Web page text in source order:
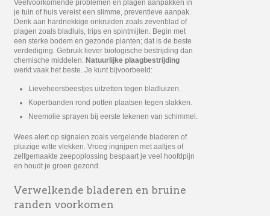
Veelvoorkomende problemen en plagen aanpakken in
je tuin of huis vereist een slimme, preventieve aanpak.
Denk aan hardnekkige onkruiden zoals zevenblad of
plagen zoals bladluis, trips en spintmijten. Begin met
een sterke bodem en gezonde planten; dat is de beste
verdediging. Gebruik liever biologische bestrijding dan
chemische middelen. Natuurlijke plaagbestrijding
werkt vaak het beste. Je kunt bijvoorbeeld:
Lieveheersbeestjes uitzetten tegen bladluizen.
Koperbanden rond potten plaatsen tegen slakken.
Neemolie sprayen bij eerste tekenen van schimmel.
Wees alert op signalen zoals vergelende bladeren of
pluizige witte vlekken. Vroeg ingrijpen met aaltjes of
zelfgemaakte zeepoplossing bespaart je veel hoofdpijn
en houdt je groen gezond.
Verwelkende bladeren en bruine
randen voorkomen